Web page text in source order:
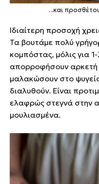
...και
Ιδιαίτερη προσοχή
Τα βουτάμε πολύ
κομπόστας, μόλις για
απορροφήσουν
μαλακώσουν στο
διαλυθούν. Είναι
ελαφρώς στεγνά στην
μουλιασμένα.